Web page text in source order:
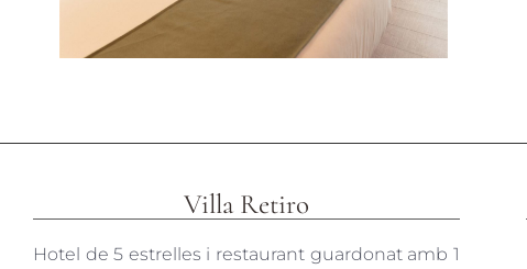
Villa Retiro
Hotel de 5 estrelles i restaurant guardonat amb 1